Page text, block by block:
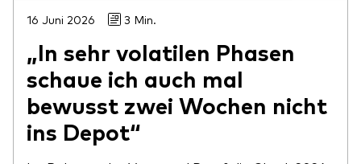
16 Juni 2026 3 Min.
„In sehr volatilen Phasen
schaue ich auch mal
bewusst zwei Wochen nicht
ins Depot“